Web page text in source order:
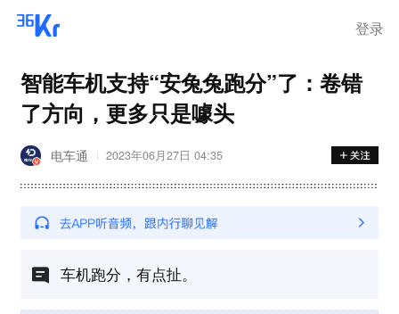
登录
智能车机支持“安兔兔跑分”了：卷错
了方向，更多只是噱头
电车通 2023年06月27日 04:35
车机跑分，有点扯。